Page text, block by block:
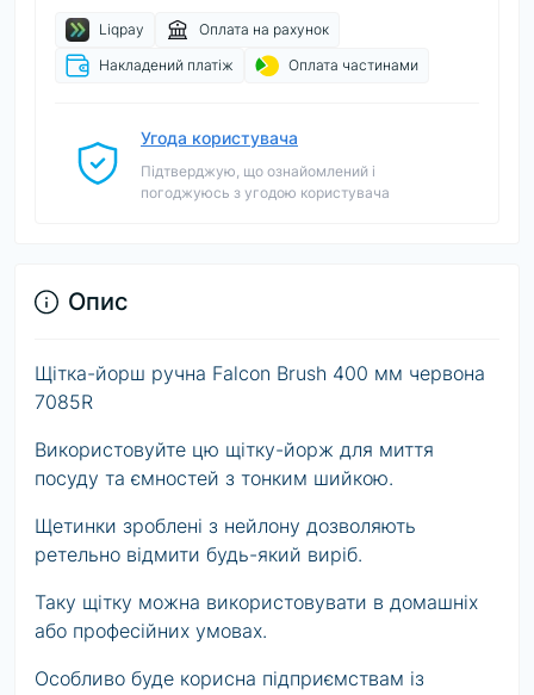
Liqpay
Оплата на рахунок
Накладений платіж
Оплата частинами
Угода користувача
Підтверджую, що ознайомлений і
погоджуюсь з угодою користувача
Опис
Щітка-йорш ручна Falcon Brush 400 мм червона
7085R
Використовуйте цю щітку-йорж для миття
посуду та ємностей з тонким шийкою.
Щетинки зроблені з нейлону дозволяють
ретельно відмити будь-який виріб.
Таку щітку можна використовувати в домашніх
або професійних умовах.
Особливо буде корисна підприємствам із